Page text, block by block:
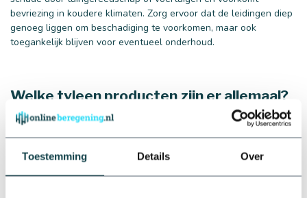
Toestemming Details Over
bevriezing in koudere klimaten. Zorg ervoor dat de leidingen diep
genoeg liggen om beschadiging te voorkomen, maar ook
toegankelijk blijven voor eventueel onderhoud.
Welke tyleen producten zijn er allemaal?
Bij Onlineberegening.nl bieden we een uitgebreid assortiment
aan tyleen producten om aan al je beregeningsbehoeften te
Tyleenslang
: Deze flexibele slangen zijn de ruggengraat
van elk beregeningssysteem. Ze zijn verkrijgbaar in